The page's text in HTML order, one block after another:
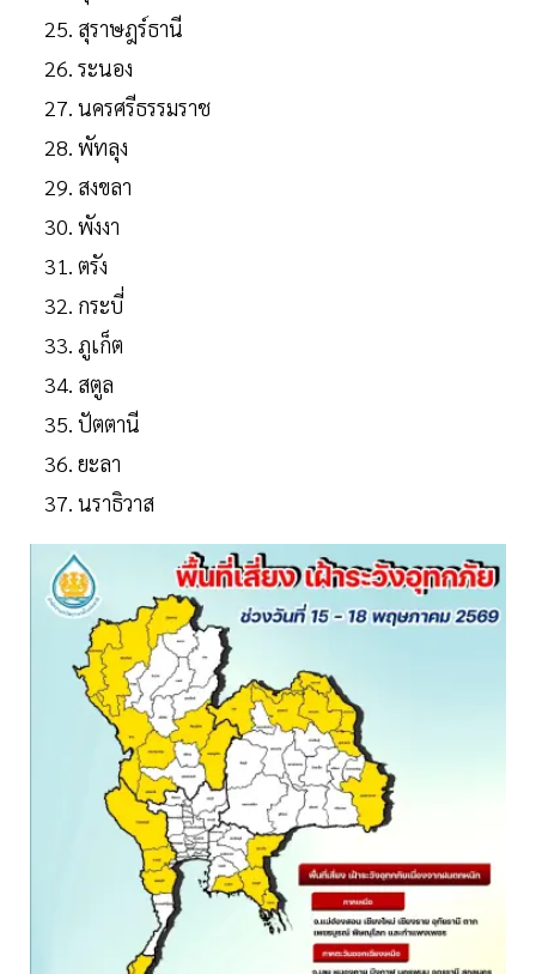
สุราษฎร์ธานี
ระนอง
นครศรีธรรมราช
พัทลุง
สงขลา
พังงา
ตรัง
กระบี่
ภูเก็ต
สตูล
ปัตตานี
ยะลา
นราธิวาส